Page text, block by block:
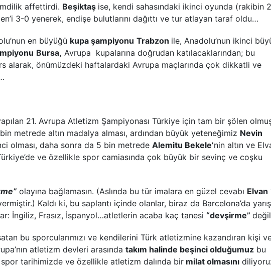
affettirdi. Beşiktaş ise, kendi sahasındaki ikinci oyunda (rakibin 2
3-0 yenerek, endişe bulutlarını dağıttı ve tur atlayan taraf oldu…
en büyüğü kupa şampiyonu Trabzon ile, Anadolu’nun ikinci
Bursa, Avrupa kupalarına doğrudan katılacaklarından; bu
alarak, önümüzdeki haftalardaki Avrupa maçlarında çok dikkatli ve
21. Avrupa Atletizm Şampiyonası Türkiye için tam bir şölen
bin metrede altın madalya alması, ardından büyük yeteneğimiz Nevin
olması, daha sonra da 5 bin metrede Alemitu Bekele’nin altın ve
ve özellikle spor camiasında çok büyük bir sevinç ve coşku
olayına bağlamasın. (Aslında bu tür imalara en güzel cevabı Elvan
Kaldı ki, bu saplantı içinde olanlar, biraz da Barcelona’da
İngiliz, Frasız, İspanyol…atletlerin acaba kaç tanesi “devşirme”
bu sporcularımızı ve kendilerini Türk atletizmine kazandıran kişi
atletizm devleri arasında takım halinde beşinci olduğumuz bu
spor tarihimizde ve özellikle atletizm dalında bir milat olmasını